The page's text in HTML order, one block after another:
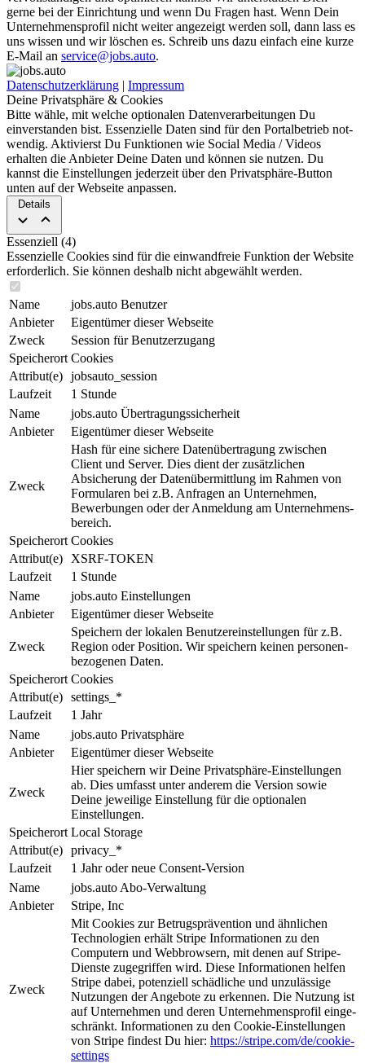
gerne bei der Einrichtung und wenn Du Fragen hast. Wenn Dein
Unternehmensprofil nicht weiter angezeigt werden soll, dann lass es
uns wissen und wir löschen es. Schreib uns dazu einfach eine kurze
E-Mail an service@jobs.auto.
Datenschutzerklärung | Impressum
Deine Privatsphäre & Cookies
Bitte wähle, mit welche optionalen Da­ten­ver­ar­bei­tun­gen Du
einverstanden bist. Es­sen­zi­elle Daten sind für den Portal­betrieb not­
wen­dig. Aktivierst Du Funktionen wie Social Media / Videos
erhalten die Anbieter Deine Daten und können sie nut­zen. Du
kannst die Ein­stel­lun­gen jederzeit über den Privat­sphäre-Button
unten auf der Webseite an­pas­sen.
Details
Essenziell (4)
Essenzielle Cookies sind für die ein­wand­freie Funktion der Website
erforderlich. Sie können deshalb nicht abgewählt werden.
Name
jobs.auto Benutzer
Anbieter
Eigentümer dieser Webseite
Zweck
Session für Benutzerzugang
Speicherort Cookies
Attribut(e) jobsauto_session
Laufzeit
1 Stunde
Name
jobs.auto Übertragungssicherheit
Anbieter
Eigentümer dieser Webseite
Zweck
Hash für eine sichere Da­ten­über­tra­gung zwischen
Client und Ser­ver. Dies dient der zu­sätz­li­chen
Absicherung der Daten­über­mit­tlung im Rahmen von
For­mu­la­ren bei z.B. Anfragen an Unter­neh­men,
Bewerbungen oder der An­mel­dung am Un­ter­neh­mens­
be­reich.
Speicherort Cookies
Attribut(e)
XSRF-TOKEN
Laufzeit
1 Stunde
Name
jobs.auto Einstellungen
Anbieter
Eigentümer dieser Webseite
Zweck
Speichern der lokalen Be­nut­zer­ein­stel­lun­gen für z.B.
Region oder Position. Wir speichern keinen per­so­nen­
be­zo­ge­nen Daten.
Speicherort Cookies
Attribut(e) settings_*
Laufzeit
1 Jahr
Name
jobs.auto Privatsphäre
Anbieter
Eigentümer dieser Webseite
Zweck
Hier speichern wir Deine Privat­sphäre-Ein­stel­lun­gen
ab. Dies um­fasst unter anderem die Ver­sion sowie
Deine jeweilige Ein­stel­lung für die optionalen
Einstellungen.
Speicherort Local Storage
Attribut(e) privacy_*
Laufzeit
1 Jahr oder neue Consent-Version
Name
jobs.auto Abo-Verwaltung
Anbieter
Stripe, Inc
Zweck
Mit Cookies zur Be­trugs­prä­ven­tion und ähnlichen
Tech­nologien erhält Stripe Informationen zu den
Computern und Web­brow­sern, mit denen auf Stripe-
Dienste zugegriffen wird. Diese Informationen helfen
Stripe da­bei, potenziell schädliche und unzulässige
Nutzungen der An­ge­bo­te zu erkennen. Die Nut­zung ist
auf Unternehmen und deren Unternehmensprofil ein­ge­
schrän­kt. Informationen zu den Cookie-Einstellungen
von Stripe findest Du hier: https://stripe.com/de/cookie-
settings